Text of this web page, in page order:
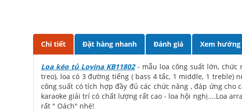
Chi tiết Đặt hàng nhanh Đánh giá Xem
Loa kéo tủ Lovina KB11802- mẫu loa công suất lớn, chức
treo), loa có 3 đường tiếng ( bass 4 tấc, 1 middle, 1 treble)
công suất có tích hợp đầy đủ các chức năng , đáp ứng
karaoke giải trí có chất lượng rất cao - loa hội nghị....Loa
rất " Oách" nhé!